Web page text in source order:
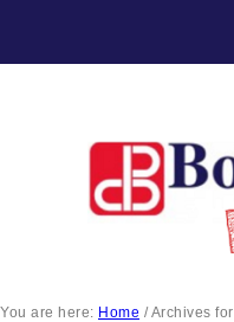
You are here: Home /Archives